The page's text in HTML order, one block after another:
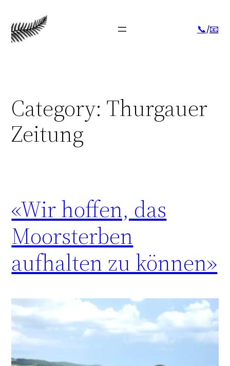
content
📞/📧
Category: Thurgauer
Zeitung
«Wir hoffen, das
Moorsterben
aufhalten zu können»